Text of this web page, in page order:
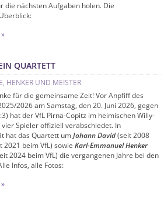
die nächsten Aufgaben holen. Die
QUARTETT
HENKER UND MEISTER
für die gemeinsame Zeit! Vor Anpfiff des
2026 am Samstag, den 20. Juni 2026, gegen
hat der VfL Pirna-Copitz im heimischen Willy-
Spieler offiziell verabschiedet. In
hat das Quartett umJohann David(seit 2008
2021 beim VfL) sowie Karl-Emmanuel Henker
2024 beim VfL) die vergangenen Jahre bei den
Infos, alle Fotos: